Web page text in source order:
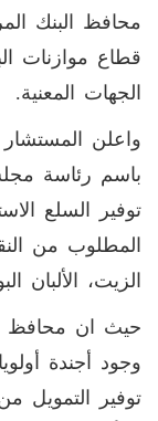
محافظ البنك
قطاع موازنات
الجهات المعنية.
واعلن
باسم رئاسة
توفير السلع
المطلوب من
الزيت، الألبان
حيث ان محافظ
وجود أجندة
توفير التمويل